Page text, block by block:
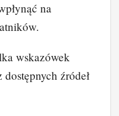
na
wskazówek
źródeł